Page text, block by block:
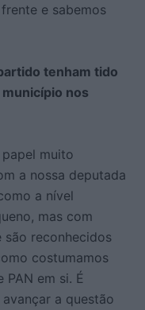
e sabemos
tenham tido
nos
muito
a nossa deputada
a nível
mas com
reconhecidos
costumamos
em si. É
a questão